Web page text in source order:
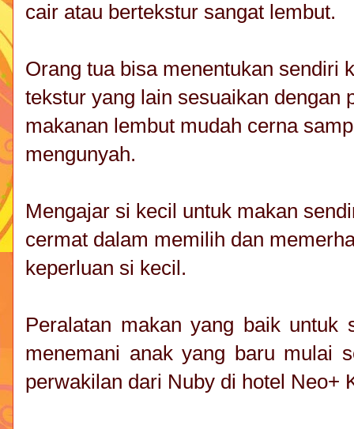
cair atau bertekstur sangat lembut.
Orang tua bisa menentukan sendiri
tekstur yang lain sesuaikan dengan
makanan lembut mudah cerna
mengunyah.
Mengajar si kecil untuk makan
cermat dalam memilih dan
keperluan si kecil.
Peralatan makan yang baik untuk
menemani anak yang baru mulai
perwakilan dari Nuby di hotel Neo+